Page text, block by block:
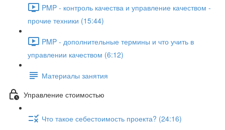
PMP - контроль качества и управление качеством -
прочие техники (15:44)
PMP - дополнительные термины и что учить в
управлении качеством (6:12)
Материалы занятия
Управление стоимостью
Что такое себестоимость проекта? (24:16)